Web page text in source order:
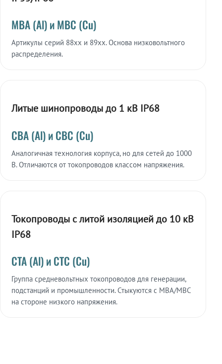
МВА (Al) и МВС (Cu)
Артикулы серий 88xx и 89xx. Основа низковольтного
распределения.
Литые шинопроводы до 1 кВ IP68
СВА (Al) и СВС (Cu)
Аналогичная технология корпуса, но для сетей до 1000
В. Отличаются от токопроводов классом напряжения.
Токопроводы с литой изоляцией до 10 кВ
IP68
СТА (Al) и СТС (Cu)
Группа средневольтных токопроводов для генерации,
подстанций и промышленности. Стыкуются с МВА/МВС
на стороне низкого напряжения.